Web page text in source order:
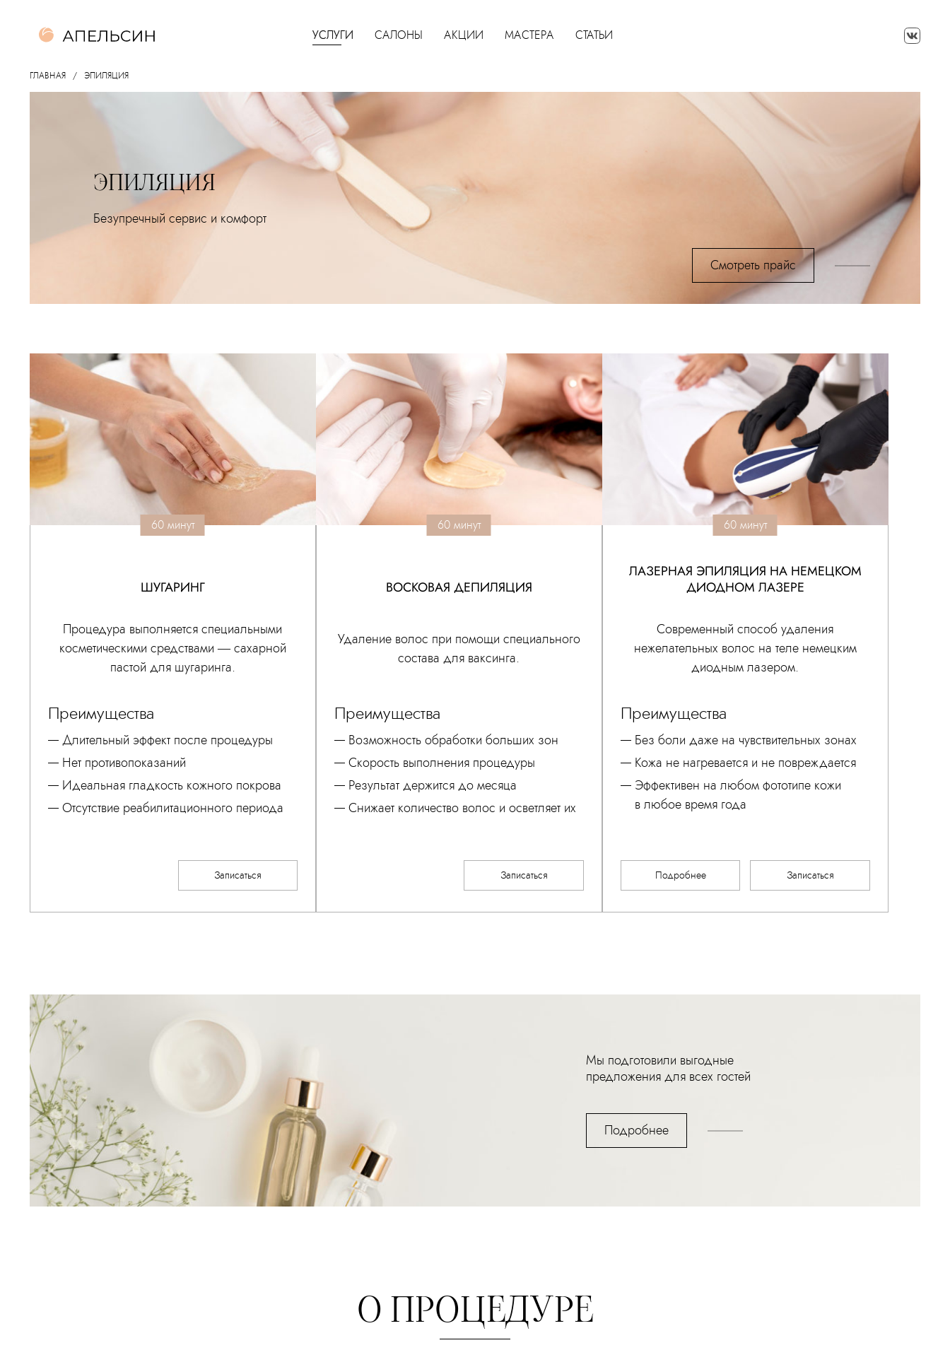
УСЛУГИ САЛОНЫ АКЦИИ МАСТЕРА СТАТЬИ
ГЛАВНАЯ ЭПИЛЯЦИЯ
ЭПИЛЯЦИЯ
Безупречный сервис и комфорт
Смотреть прайс
60 минут
ШУГАРИНГ
Процедура выполняется специальными
косметическими средствами — сахарной
пастой для шугаринга.
Преимущества
Длительный эффект после процедуры
Нет противопоказаний
Идеальная гладкость кожного покрова
Отсутствие реабилитационного периода
Записаться
60 минут
ВОСКОВАЯ ДЕПИЛЯЦИЯ
Удаление волос при помощи специального
состава для ваксинга.
Преимущества
Возможность обработки больших зон
Скорость выполнения процедуры
Результат держится до месяца
Снижает количество волос и осветляет их
Записаться
60 минут
ЛАЗЕРНАЯ ЭПИЛЯЦИЯ НА НЕМЕЦКОМ
ДИОДНОМ ЛАЗЕРЕ
Современный способ удаления
нежелательных волос на теле немецким
диодным лазером.
Преимущества
Без боли даже на чувствительных зонах
Кожа не нагревается и не повреждается
Эффективен на любом фототипе кожи
в любое время года
Подробнее Записаться
Мы подготовили выгодные
предложения для всех гостей
Подробнее
О ПРОЦЕДУРЕ